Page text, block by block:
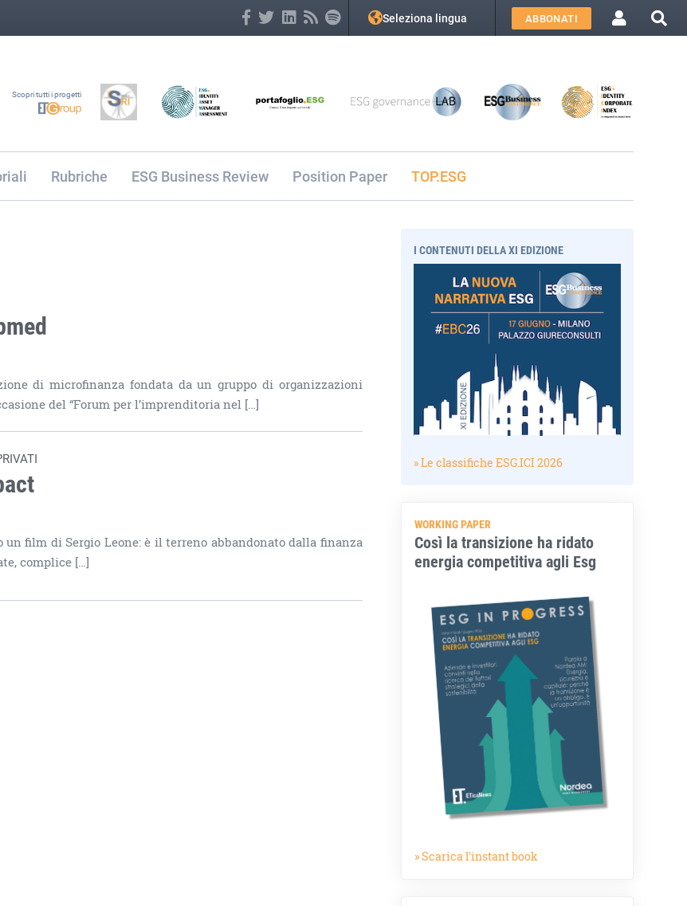
Seleziona lingua ABBONATI
Scopri tutti i progetti
Rubriche ESG Business Review Position Paper TOP.ESG
di microfinanza fondata da un gruppo di organizzazioni
del “Forum per l’imprenditoria nel […]
film di Sergio Leone: è il terreno abbandonato dalla finanza
complice […]
I CONTENUTI DELLA XI EDIZIONE
» Le classifiche ESG.ICI 2026
WORKING PAPER
Così la transizione ha ridato
energia competitiva agli Esg
» Scarica l'instant book